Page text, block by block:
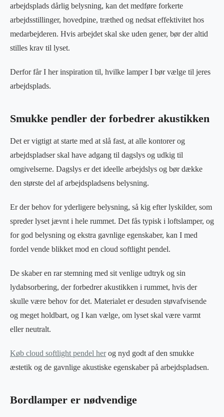
arbejdsplads dårlig belysning, kan det medføre forkerte
arbejdsstillinger, hovedpine, træthed og nedsat effektivitet hos
medarbejderen. Hvis arbejdet skal ske uden gener, bør der altid
stilles krav til lyset.
Derfor får I her inspiration til, hvilke lamper I bør vælge til jeres
arbejdsplads.
Smukke pendler der forbedrer akustikken
Det er vigtigt at starte med at slå fast, at alle kontorer og
arbejdspladser skal have adgang til dagslys og udkig til
omgivelserne. Dagslys er det ideelle arbejdslys og bør dække
den største del af arbejdspladsens belysning.
Er der behov for yderligere belysning, så kig efter lyskilder, som
spreder lyset jævnt i hele rummet. Det fås typisk i loftslamper, og
for god belysning og ekstra gavnlige egenskaber, kan I med
fordel vende blikket mod en cloud softlight pendel.
De skaber en rar stemning med sit venlige udtryk og sin
lydabsorbering, der forbedrer akustikken i rummet, hvis der
skulle være behov for det. Materialet er desuden støvafvisende
og meget holdbart, og I kan vælge, om lyset skal være varmt
eller neutralt.
Køb cloud softlight pendel herog nyd godt af den smukke
æstetik og de gavnlige akustiske egenskaber på arbejdspladsen.
Bordlamper er nødvendige